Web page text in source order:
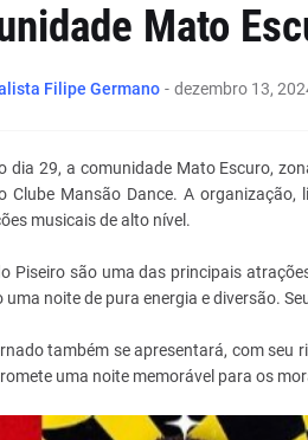
Mato
Filipe Germano - dezembro 13,
dia 29, a comunidade Mato Escuro,
Clube Mansão Dance. A
musicais de alto nível.
Piseiro são uma das principais
noite de pura energia e diversão.
também se apresentará, com seu
uma noite memorável para os